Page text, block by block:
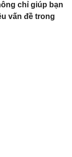
chỉ giúp bạn
vấn đề trong